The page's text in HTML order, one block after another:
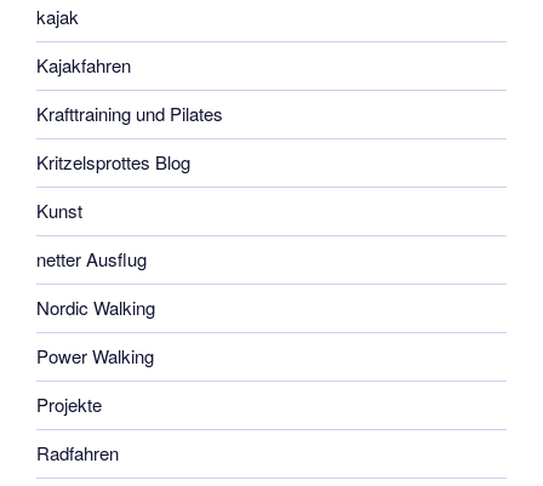
kajak
Kajakfahren
Krafttraining und Pilates
Kritzelsprottes Blog
Kunst
netter Ausflug
Nordic Walking
Power Walking
Projekte
Radfahren